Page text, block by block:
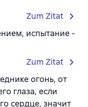
Zum Zitat
испытание -
Zum Zitat
огонь, от
глаза, если
сердце, значит